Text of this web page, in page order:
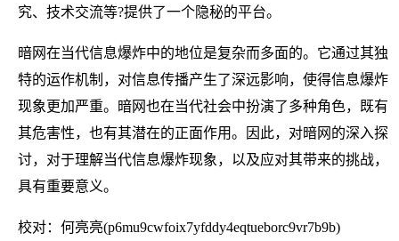
究、技术交流等?提供了一个隐秘的平台。
暗网在当代信息爆炸中的地位是复杂而多面的。它通过其独
特的运作机制，对信息传播产生了深远影响，使得信息爆炸
现象更加严重。暗网也在当代社会中扮演了多种角色，既有
其危害性，也有其潜在的正面作用。因此，对暗网的深入探
讨，对于理解当代信息爆炸现象，以及应对其带来的挑战，
具有重要意义。
校对：何亮亮(p6mu9cwfoix7yfddy4eqtueborc9vr7b9b)